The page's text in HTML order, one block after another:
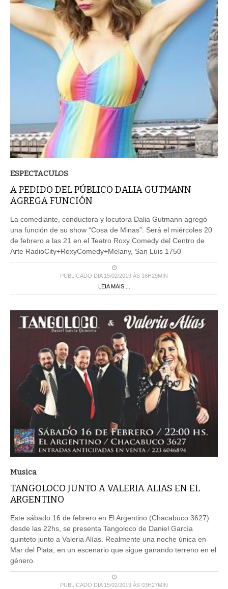
ESPECTACULOS
A PEDIDO DEL PÚBLICO DALIA GUTMANN
AGREGA FUNCIÓN
La comediante, conductora y locutora Dalia Gutmann agregó
una función de su show “Cosa de Minas”. Será el miércoles 20
de febrero a las 21 en el Teatro Roxy Comedy del Centro de
Arte RadioCity+RoxyComedy+Melany, San Luis 1750
PUBLICADO DIA 15/02/2019 ÀS 16H29MIN
LEIA MAIS ...
Musica
TANGOLOCO JUNTO A VALERIA ALIAS EN EL
ARGENTINO
Este sábado 16 de febrero en El Argentino (Chacabuco 3627)
desde las 22hs, se presenta Tangoloco de Daniel García
quinteto junto a Valeria Alías. Realmente una noche única en
Mar del Plata, en un escenario que sigue ganando terreno en el
género.
PUBLICADO DIA 15/02/2019 ÀS 03H27MIN